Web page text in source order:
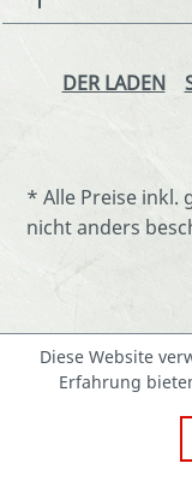
DER LADEN
* Alle Preise inkl.
nicht anders
Diese Website
Erfahrung